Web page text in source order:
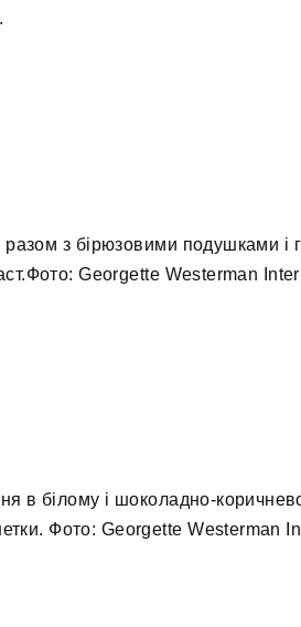
з бірюзовими подушками і
Georgette Westerman
в білому і шоколадно-
Фото: Georgette Westerman